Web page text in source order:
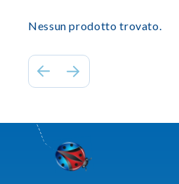
Nessun prodotto trovato.